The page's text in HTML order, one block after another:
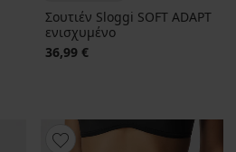
Σουτιέν Sloggi SOFT ADAPT
ενισχυμένο
36,99 €